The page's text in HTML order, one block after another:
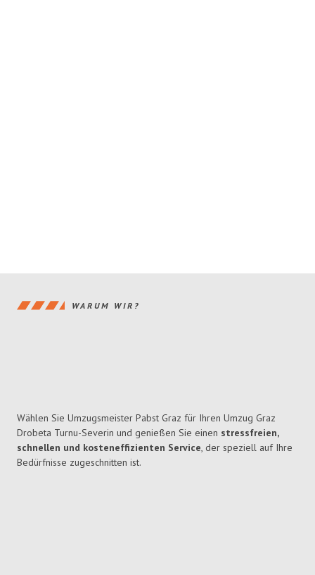
WARUM WIR?
Wählen Sie Umzugsmeister Pabst Graz für Ihren Umzug Graz
Drobeta Turnu-Severin und genießen Sie einen stressfreien,
schnellen und kosteneffizienten Service, der speziell auf Ihre
Bedürfnisse zugeschnitten ist.